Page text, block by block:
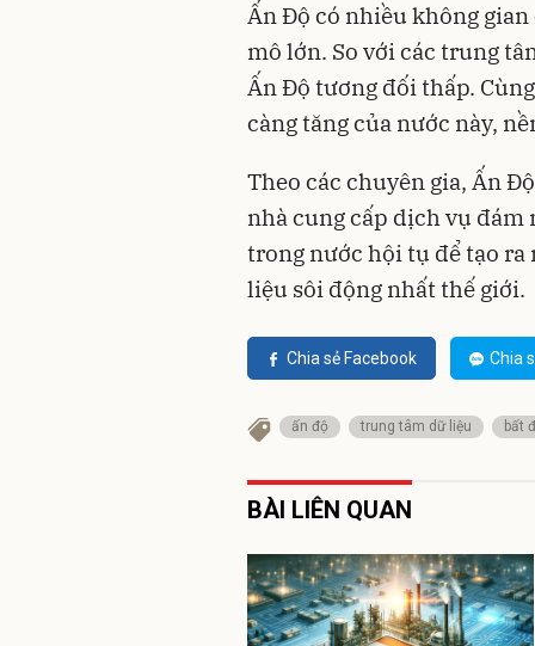
Ấn Độ có nhiều không
mô lớn. So với các trung
Ấn Độ tương đối thấp.
càng tăng của nước này,
Theo các chuyên gia, Ấn
nhà cung cấp dịch vụ đám
trong nước hội tụ để tạo
liệu sôi động nhất thế giới.
Chia sẻ Facebook Chia
ấn độ trung tâm dữ liệu bất
BÀI LIÊN QUAN